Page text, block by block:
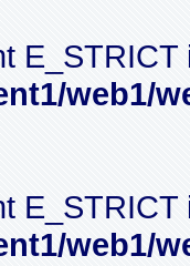
web1/
web1/